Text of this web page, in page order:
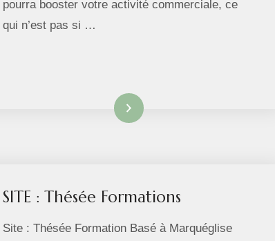
pourra booster votre activité commerciale, ce
qui n’est pas si …
Lire la suite
SITE : Thésée Formations
Site : Thésée Formation Basé à Marquéglise